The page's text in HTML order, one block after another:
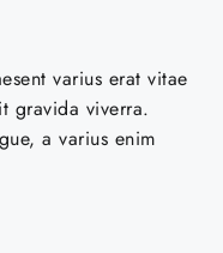
varius erat vitae
gravida viverra.
a varius enim